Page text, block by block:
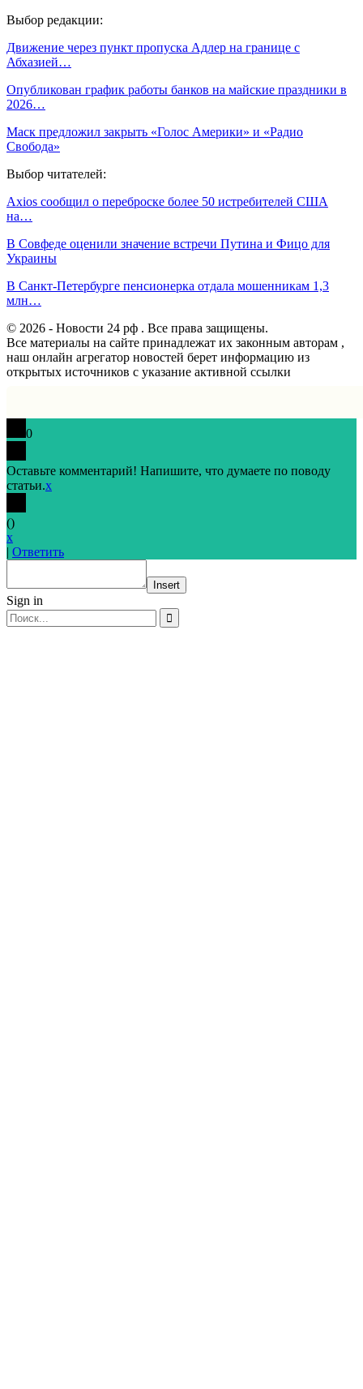
Выбор редакции:
Движение через пункт пропуска Адлер на границе с
Абхазией…
Опубликован график работы банков на майские праздники в
2026…
Маск предложил закрыть «Голос Америки» и «Радио
Свобода»
Выбор читателей:
Axios сообщил о переброске более 50 истребителей США
на…
В Совфеде оценили значение встречи Путина и Фицо для
Украины
В Санкт-Петербурге пенсионерка отдала мошенникам 1,3
млн…
© 2026 - Новости 24 рф . Все права защищены.
Все материалы на сайте принадлежат их законным авторам ,
наш онлайн агрегатор новостей берет информацию из
открытых источников с указание активной ссылки
0
Оставьте комментарий! Напишите, что думаете по поводу
статьи.x
()
x
| Ответить
Insert
Sign in